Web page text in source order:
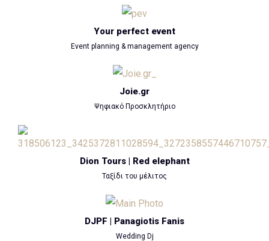
Your perfect event
Event planning & management agency
Joie.gr
Ψηφιακό Προσκλητήριο
Dion Tours | Red elephant
Ταξίδι του μέλιτος
DJPF | Panagiotis Fanis
Wedding Dj